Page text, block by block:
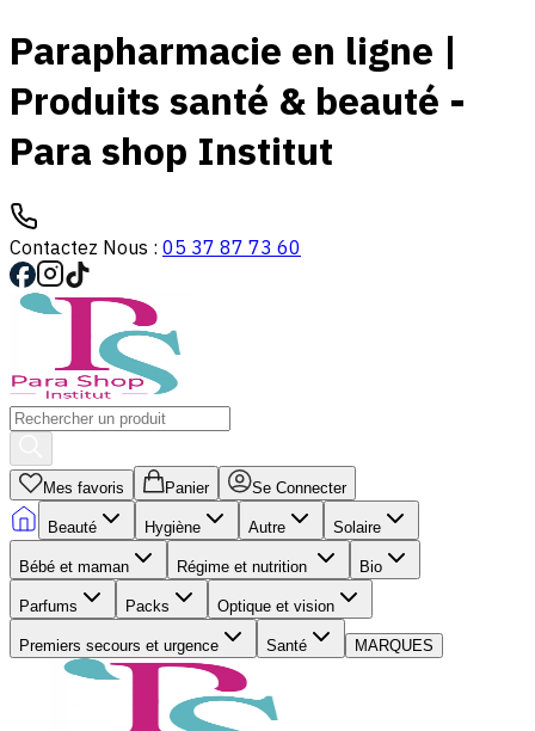
Parapharmacie en ligne |
Produits santé & beauté -
Para shop Institut
Contactez Nous : 05 37 87 73 60
Mes favoris Panier Se Connecter
Beauté Hygiène Autre Solaire
Bébé et maman Régime et nutrition Bio
Parfums Packs Optique et vision
Premiers secours et urgence Santé MARQUES